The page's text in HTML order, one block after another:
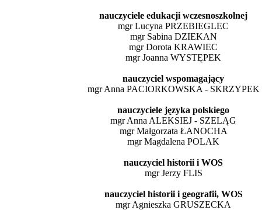
nauczyciele edukacji wczesnoszkolnej
mgr Lucyna PRZEBIEGLEC
mgr Sabina DZIEKAN
mgr Dorota KRAWIEC
mgr Joanna WYSTĘPEK
nauczyciel wspomagający
mgr Anna PACIORKOWSKA - SKRZYPEK
nauczyciele języka polskiego
mgr Anna ALEKSIEJ - SZELĄG
mgr Małgorzata ŁANOCHA
mgr Magdalena POLAK
nauczyciel historii i WOS
mgr Jerzy FLIS
nauczyciel historii i geografii, WOS
mgr Agnieszka GRUSZECKA